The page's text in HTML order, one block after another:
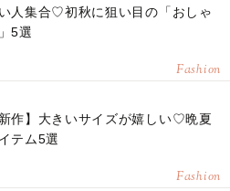
人集合♡初秋に狙い目の「おしゃ
5選
Fashion
新作】大きいサイズが嬉しい♡晩夏
テム5選
Fashion